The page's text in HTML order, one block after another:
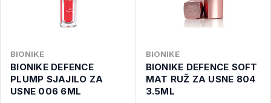
BIONIKE
BIONIKE DEFENCE
PLUMP SJAJILO ZA
USNE 006 6ML
BIONIKE
BIONIKE DEFENCE SOFT
MAT RUŽ ZA USNE 804
3.5ML